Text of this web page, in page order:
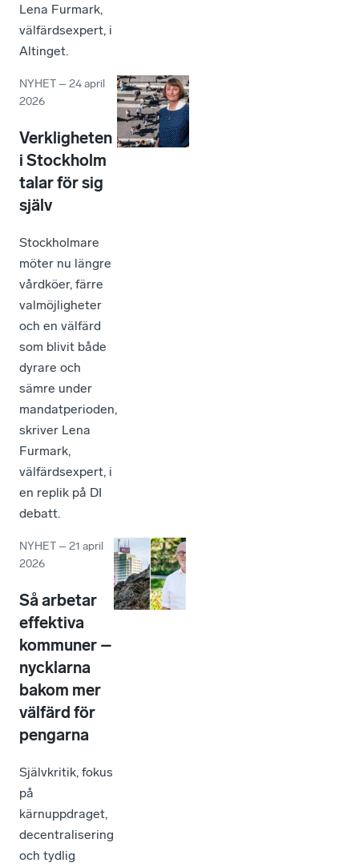
Lena Furmark,
välfärdsexpert, i
Altinget.
NYHET –24 april
2026
Verkligheten
i Stockholm
talar för sig
själv
Stockholmare
möter nu längre
vårdköer, färre
valmöjligheter
och en välfärd
som blivit både
dyrare och
sämre under
mandatperioden,
skriver Lena
Furmark,
välfärdsexpert, i
en replik på DI
debatt.
NYHET –21 april
2026
Så arbetar
effektiva
kommuner –
nycklarna
bakom mer
välfärd för
pengarna
Självkritik, fokus
på
kärnuppdraget,
decentralisering
och tydlig